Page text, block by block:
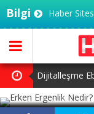
Bilgi Haber
Dijitalleşme
İnsanlar Saç